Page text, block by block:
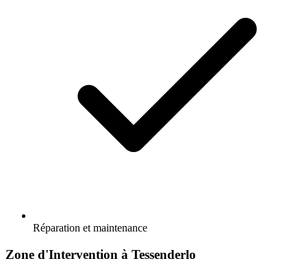
Réparation et maintenance
Zone d'Intervention à Tessenderlo